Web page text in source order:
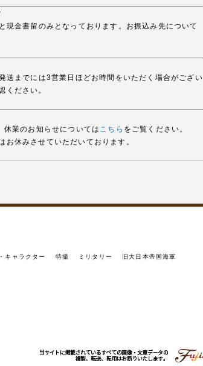
金書留のみとなっております。お振込み先について
送までには3営業日ほどお時間をいただく場合がござい
ください。
業のお知らせについては こちら をご覧ください。
休みさせていただいております。
キャラクター 特撮 ミリタリー
旧大日本帝国海軍